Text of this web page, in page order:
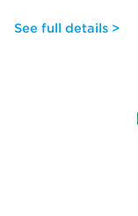
See full details >